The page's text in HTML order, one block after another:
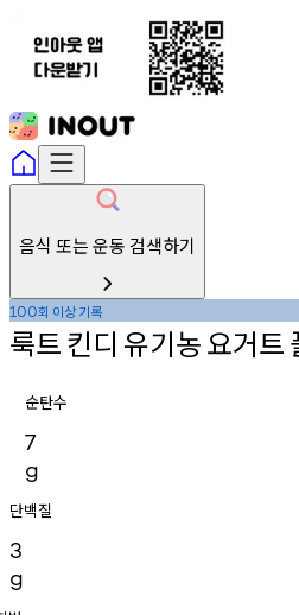
음식 또는 운동 검색하기
100회 이상기록
룩트킨디 유기농요거트
순탄수
7
g
단백질
3
g